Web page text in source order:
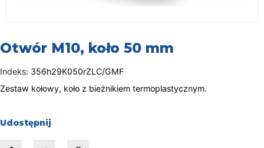
Otwór M10, koło 50 mm
Indeks: 356h29K050rZLC/GMF
Zestaw kołowy, koło z bieżnikiem termoplastycznym.
Udostępnij